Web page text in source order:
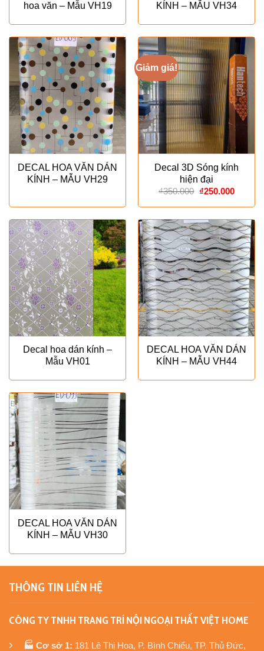
hoa văn – Mẫu VH19
KÍNH – MẪU VH34
DECAL HOA VĂN DÁN
KÍNH – MẪU VH29
Giảm giá!
Decal 3D Sóng kính
hiện đại
₫350.000 Giá
là:
₫350.000.
₫250.000Giá
tại
là:
Decal hoa dán kính –
Mẫu VH01
DECAL HOA VĂN DÁN
KÍNH – MẪU VH44
DECAL HOA VĂN DÁN
KÍNH – MẪU VH30
THÔNG TIN LIÊN HỆ
CÔNG TY TNHH TRANG TRÍ NỘI NGOẠI THẤT VIỆT HOME
🏭 Cơ sở 1: 181 Lê Thị Hoa, P. Bình Chiểu, TP. Thủ Đức,